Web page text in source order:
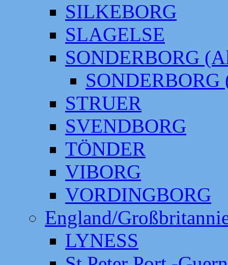
SILKEBORG
SLAGELSE
SONDERBORG
SONDERBORG
STRUER
SVENDBORG
TÖNDER
VIBORG
VORDINGBORG
England/
LYNESS